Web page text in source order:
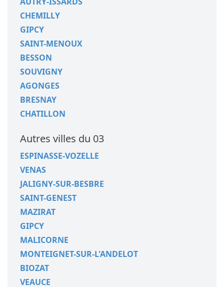
CHEMILLY
GIPCY
SAINT-MENOUX
BESSON
SOUVIGNY
AGONGES
BRESNAY
CHATILLON
Autres villes du 03
ESPINASSE-VOZELLE
VENAS
JALIGNY-SUR-BESBRE
SAINT-GENEST
MAZIRAT
GIPCY
MALICORNE
MONTEIGNET-SUR-L'ANDELOT
BIOZAT
VEAUCE